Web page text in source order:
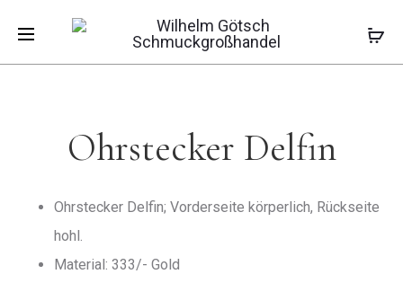
KATZE
Start Ohrschmuck
Ohrstecker
Ohrstecker Delfin
Ohrstecker Delfin; Vorderseite körperlich, Rückseite
hohl.
Material: 333/- Gold